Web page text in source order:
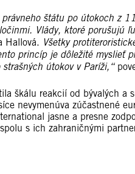
štátu po útokoch z
Vlády, ktoré porušujú
Hallová. Všetky
princíp je dôležité myslieť
útokov v Paríži,“
škálu reakcií od bývalých a
nevymenúva zúčastnené
jasne a presne
s ich zahraničnými